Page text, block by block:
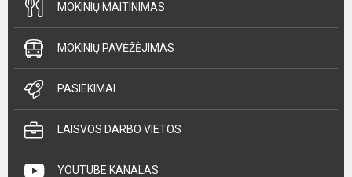
MOKINIŲ MAITINIMAS
MOKINIŲ PAVĖŽĖJIMAS
PASIEKIMAI
LAISVOS DARBO VIETOS
YOUTUBE KANALAS